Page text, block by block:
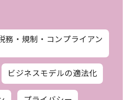
務・規制・コンプライアン
ビジネスモデルの適法化